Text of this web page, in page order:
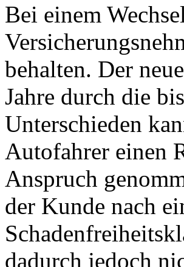
Bei einem
behalten. Der
Jahre durch die
Unterschieden
Autofahrer einen
Anspruch
der Kunde nach
dadurch jedoch